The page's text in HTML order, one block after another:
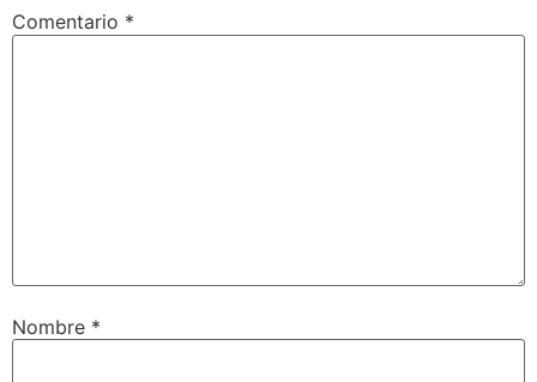
Comentario *
Nombre *